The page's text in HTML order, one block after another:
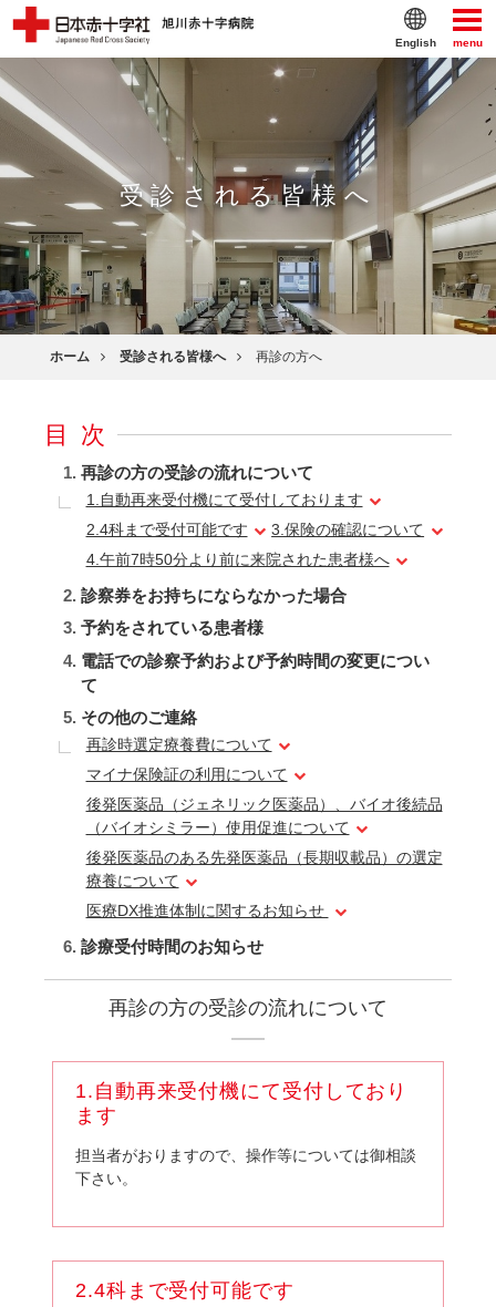
menu
English
受診される皆様へ
ホーム 受診される皆様へ 再診の方へ
目次
再診の方の受診の流れについて
1.自動再来受付機にて受付しております
2.4科まで受付可能です
3.保険の確認について
4.午前7時50分より前に来院された患者様へ
診察券をお持ちにならなかった場合
予約をされている患者様
電話での診察予約および予約時間の変更につい
て
その他のご連絡
再診時選定療養費について
マイナ保険証の利用について
後発医薬品（ジェネリック医薬品）、バイオ後続品
（バイオシミラー）使用促進について
後発医薬品のある先発医薬品（長期収載品）の選定
療養について
医療DX推進体制に関するお知らせ
診療受付時間のお知らせ
再診の方の受診の流れについて
1.自動再来受付機にて受付しており
ます
担当者がおりますので、操作等については御相談
下さい。
2.4科まで受付可能です